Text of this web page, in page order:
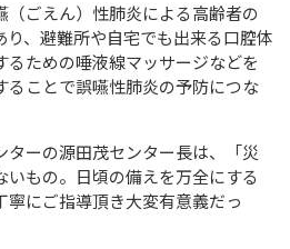
ごえん）性肺炎による高齢者の
、避難所や自宅でも出来る口腔体
ための唾液線マッサージなどを
ることで誤嚥性肺炎の予防につな
ーの源田茂センター長は、「災
もの。日頃の備えを万全にする
にご指導頂き大変有意義だっ